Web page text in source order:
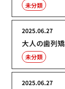
未分類
大人の歯列
2025.06.27
未分類
2025.06.27